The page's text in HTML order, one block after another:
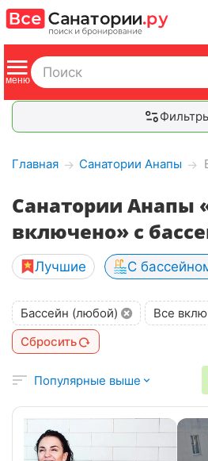
Главная → Санатории Анапы →
Санатории Анапы
включено» с
Лучшие С
Бассейн (любой)
Все
Сбросить
Популярные выше